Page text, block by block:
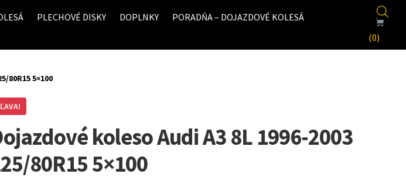
PLECHOVÉ DISKY DOPLNKY
PORADŇA – DOJAZDOVÉ KOLESÁ
(0)
80R15 5×100
koleso Audi A3 8L 1996-2003
80R15 5×100